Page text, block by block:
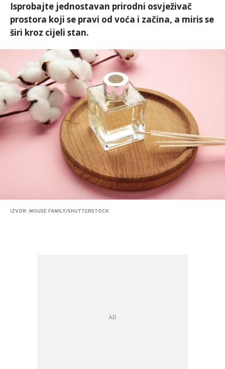
Isprobajte jednostavan prirodni osvježivač
prostora koji se pravi od voća i začina, a miris se
širi kroz cijeli stan.
IZVOR: MOUSE FAMILY/SHUTTERSTOCK